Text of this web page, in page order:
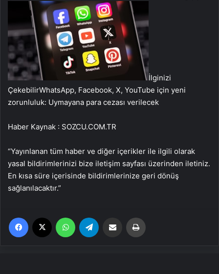
İlginizi
ÇekebilirWhatsApp, Facebook, X, YouTube için yeni
zorunluluk: Uymayana para cezası verilecek
Haber Kaynak : SOZCU.COM.TR
“Yayınlanan tüm haber ve diğer içerikler ile ilgili olarak
yasal bildirimlerinizi bize iletişim sayfası üzerinden iletiniz.
En kısa süre içerisinde bildirimlerinize geri dönüş
sağlanılacaktır.”
Facebook WhatsApp Email'den paylaş